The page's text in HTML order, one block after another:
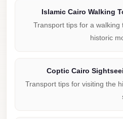
Islamic Cairo Walking
Transport tips for a
historic
Coptic Cairo
Transport tips for visiting